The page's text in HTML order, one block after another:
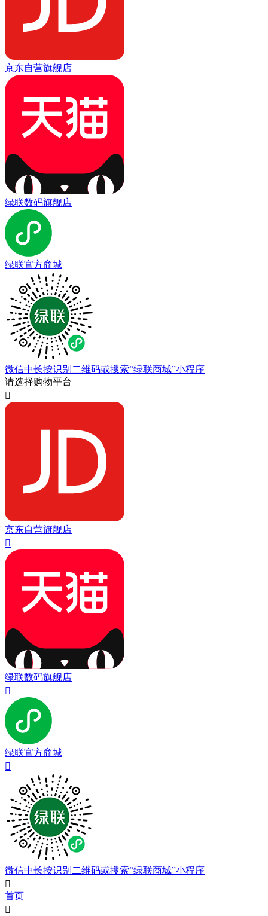
京东自营旗舰店
绿联数码旗舰店
绿联官方商城
微信中长按识别二维码或搜索“绿联商城”小程序
请选择购物平台

京东自营旗舰店

绿联数码旗舰店

绿联官方商城

微信中长按识别二维码或搜索“绿联商城”小程序

首页
